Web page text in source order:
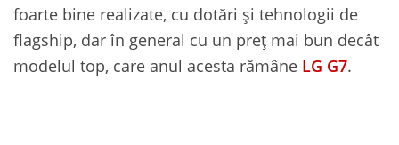
foarte bine realizate, cu dotări și tehnologii de
flagship, dar în general cu un preț mai bun decât
modelul top, care anul acesta rămâne LG G7.